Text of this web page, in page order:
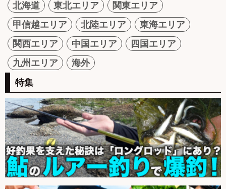
北海道 東北エリア
関東エリア
甲信越エリア
北陸エリア
東海エリア
関西エリア
中国エリア
四国エリア
九州エリア
海外
特集